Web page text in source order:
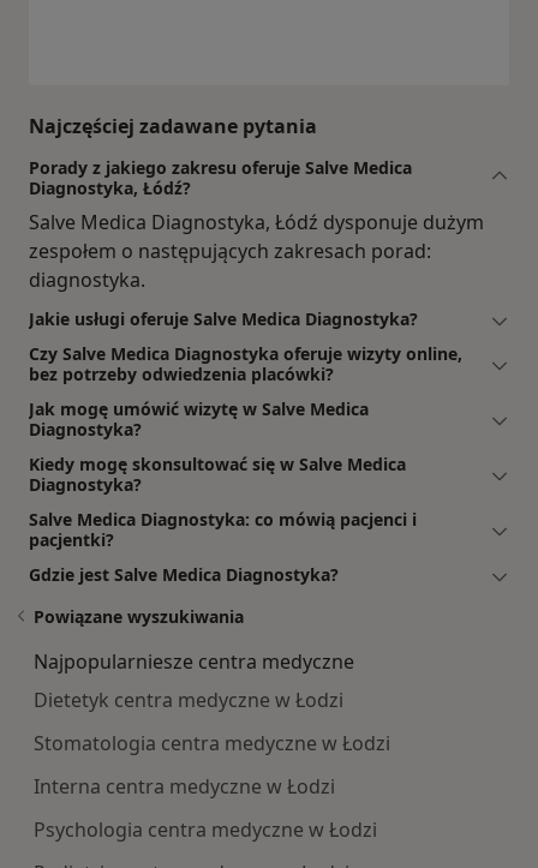
Najczęściej zadawane pytania
Porady z jakiego zakresu oferuje Salve Medica
Diagnostyka, Łódź?
Salve Medica Diagnostyka, Łódź dysponuje dużym
zespołem o następujących zakresach porad:
diagnostyka.
Jakie usługi oferuje Salve Medica Diagnostyka?
Czy Salve Medica Diagnostyka oferuje wizyty online,
bez potrzeby odwiedzenia placówki?
Jak mogę umówić wizytę w Salve Medica
Diagnostyka?
Kiedy mogę skonsultować się w Salve Medica
Diagnostyka?
Salve Medica Diagnostyka: co mówią pacjenci i
pacjentki?
Gdzie jest Salve Medica Diagnostyka?
Powiązane wyszukiwania
Najpopularniesze centra medyczne
Dietetyk centra medyczne w Łodzi
Stomatologia centra medyczne w Łodzi
Interna centra medyczne w Łodzi
Psychologia centra medyczne w Łodzi